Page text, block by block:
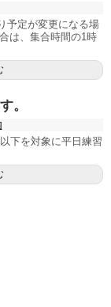
予定が変更になる場
は、集合時間の1時
。
下を対象に平日練習